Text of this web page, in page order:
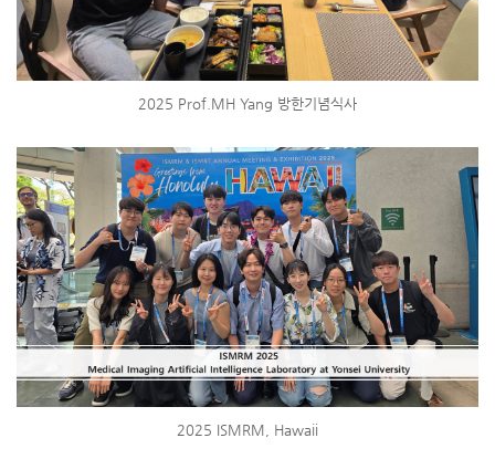
2025 Prof.MH Yang 방한기념식사
2025 ISMRM, Hawaii